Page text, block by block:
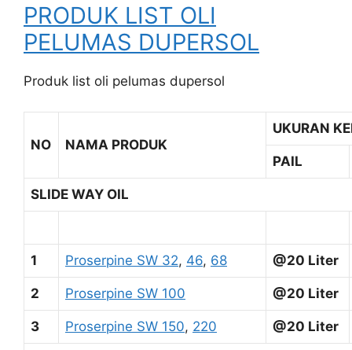
PRODUK LIST OLI
PELUMAS DUPERSOL
Produk list oli pelumas dupersol
NO NAMA PRODUK
UKURAN
PAIL
SLIDE WAY OIL
1 Proserpine SW 32, 46, 68 @20 Liter
2 Proserpine SW 100 @20 Liter
3 Proserpine SW 150, 220 @20 Liter